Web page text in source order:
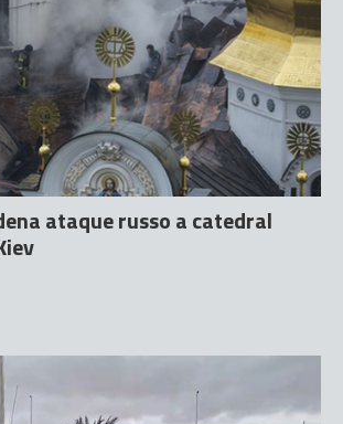
ataque russo a catedral